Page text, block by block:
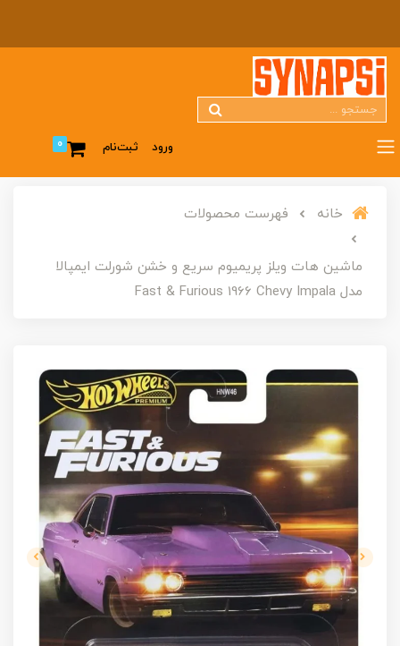
ورود ثبت‌نام 0
خانه فهرست محصولات
ماشین هات ویلز پریمیوم سریع و خشن شورلت ایمپالا
مدل Fast & Furious 1966 Chevy Impala